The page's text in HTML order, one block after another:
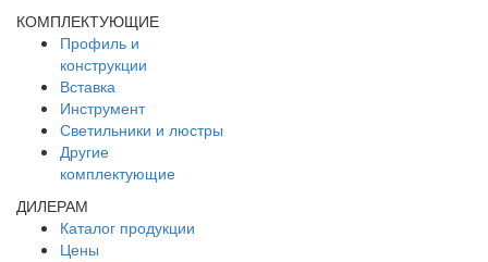
КОМПЛЕКТУЮЩИЕ
Профиль и
конструкции
Вставка
Инструмент
Светильники и люстры
Другие
комплектующие
ДИЛЕРАМ
Каталог продукции
Цены